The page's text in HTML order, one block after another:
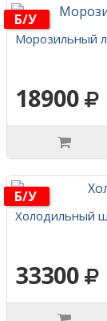
Б/у
Морозильный
18900
Б/у
Холодильный
33300